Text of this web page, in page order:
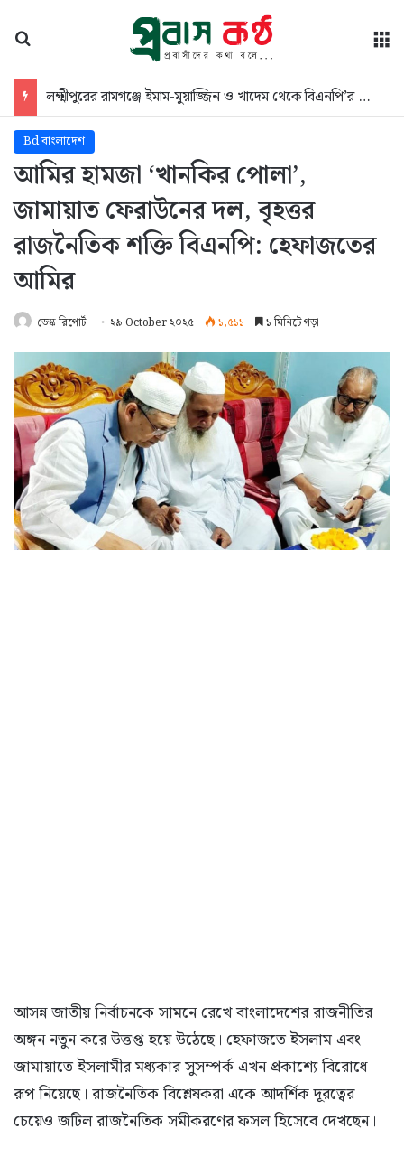
জুলাই গণঅভ্যুত্থান নিউটনের আপেলের মতো ছিঁড়ে পড়েনি, আমাদের পাকাতে হয়েছে: স্বরাষ্ট্রমন্ত্রী
Bd বাংলাদেশ
আমির হামজা ‘খানকির পোলা’,
জামায়াত ফেরাউনের দল, বৃহত্তর
রাজনৈতিক শক্তি বিএনপি: হেফাজতের
আমির
ডেস্ক রিপোর্ট ২৯ October ২০২৫ ১,৫১১ ১ মিনিটে পড়া
আসন্ন জাতীয় নির্বাচনকে সামনে রেখে বাংলাদেশের রাজনীতির
অঙ্গন নতুন করে উত্তপ্ত হয়ে উঠেছে। হেফাজতে ইসলাম এবং
জামায়াতে ইসলামীর মধ্যকার সুসম্পর্ক এখন প্রকাশ্যে বিরোধে
রূপ নিয়েছে। রাজনৈতিক বিশ্লেষকরা একে আদর্শিক দূরত্বের
চেয়েও জটিল রাজনৈতিক সমীকরণের ফসল হিসেবে দেখছেন।